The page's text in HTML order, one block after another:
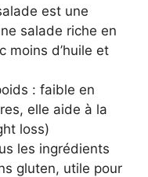
est une
salade riche en
moins d’huile et
: faible en
elle aide à la
loss)
les ingrédients
gluten, utile pour